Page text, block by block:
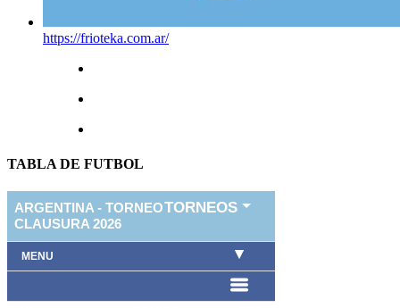
https://frioteka.com.ar/
TABLA DE FUTBOL